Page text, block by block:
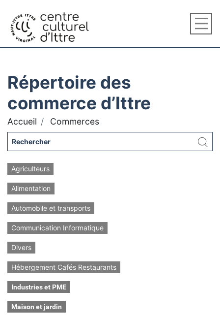
Répertoire des
commerce d’Ittre
Accueil Commerces
Agriculteurs
Alimentation
Automobile et transports
Communication Informatique
Divers
Hébergement Cafés Restaurants
Industries et PME
Maison et jardin